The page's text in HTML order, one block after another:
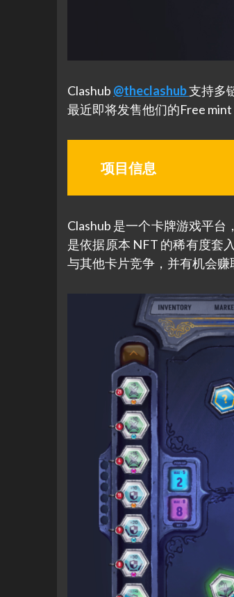
Clashub @theclashub支持多
最近即将发售他们的Free
项目信息
Clashub 是一个卡牌游戏平
是依据原本 NFT 的稀有度套
与其他卡片竞争，并有机会赚